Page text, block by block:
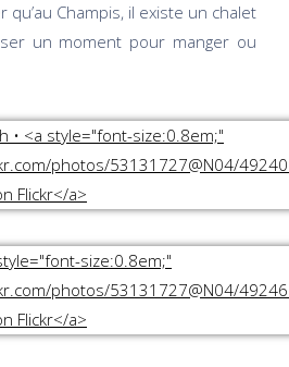
Champis, il existe un chalet
un moment pour manger ou